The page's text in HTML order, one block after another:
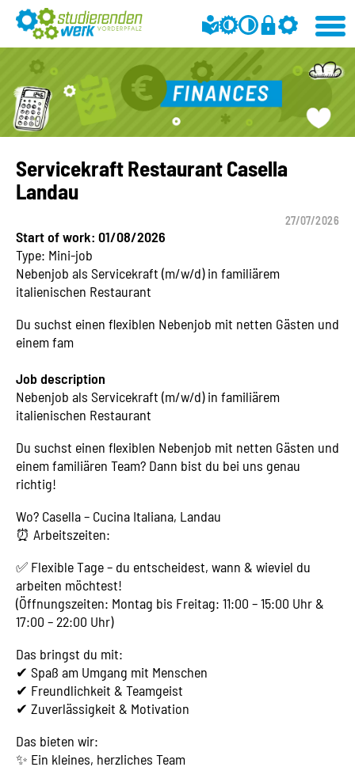
Servicekraft Restaurant Casella
Landau
27/07/2026
Start of work: 01/08/2026
Type: Mini-job
Nebenjob als Servicekraft (m/w/d) in familiärem
italienischen Restaurant
Du suchst einen flexiblen Nebenjob mit netten Gästen und
einem fam
Job description
Nebenjob als Servicekraft (m/w/d) in familiärem
italienischen Restaurant
Du suchst einen flexiblen Nebenjob mit netten Gästen und
einem familiären Team? Dann bist du bei uns genau
richtig!
Wo? Casella – Cucina Italiana, Landau
⏰ Arbeitszeiten:
✅ Flexible Tage – du entscheidest, wann & wieviel du
arbeiten möchtest!
(Öffnungszeiten: Montag bis Freitag: 11:00 – 15:00 Uhr &
17:00 – 22:00 Uhr)
Das bringst du mit:
✔ Spaß am Umgang mit Menschen
✔ Freundlichkeit & Teamgeist
✔ Zuverlässigkeit & Motivation
Das bieten wir:
✨ Ein kleines, herzliches Team